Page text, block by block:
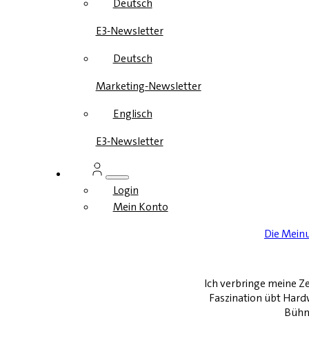
Deutsch
E3-Newsletter
Deutsch
Marketing-Newsletter
Englisch
E3-Newsletter
Login
Mein Konto
Die
Ich verbringe meine
Faszination übt